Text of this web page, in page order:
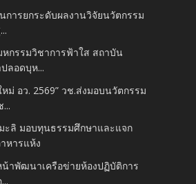
ารยกระดับผลงานวิจัยนวัตกรรม
กรรมวิชาการฟ้าใส สถาบัน
ลอดบุห...
ม่ อว. 2569” วช.ส่งมอบนวัตกรรม
ะลิ มอบทุนธรรมศึกษาและแจก
หารแห้ง
น้าพัฒนาเครือข่ายห้องปฏิบัติการ